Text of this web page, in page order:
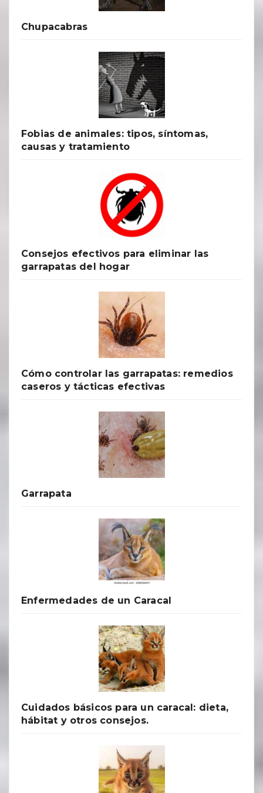
Chupacabras
Fobias de animales: tipos, síntomas,
causas y tratamiento
Consejos efectivos para eliminar las
garrapatas del hogar
Cómo controlar las garrapatas: remedios
caseros y tácticas efectivas
Garrapata
Enfermedades de un Caracal
Cuidados básicos para un caracal: dieta,
hábitat y otros consejos.